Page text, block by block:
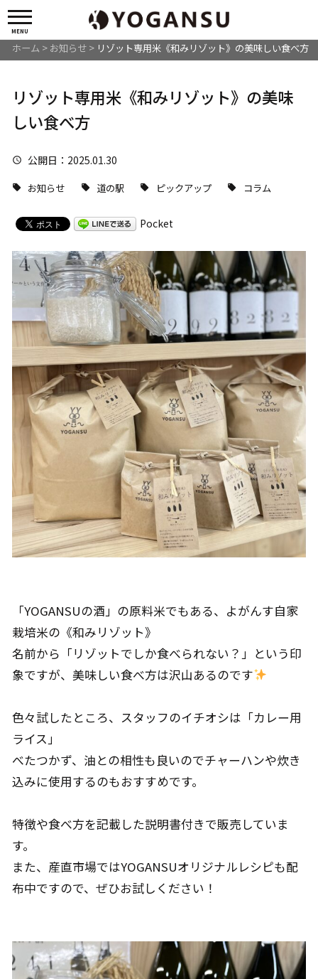
MENU
ホーム > お知らせ> リゾット専用米《和みリゾット》の美味しい食べ方
リゾット専用米《和みリゾット》の美味
しい食べ方
公開日 ：2025.01.30
お知らせ 道の駅 ピックアップ コラム
Pocket
「YOGANSUの酒」の原料米でもある、よがんす自家
栽培米の《和みリゾット》
名前から「リゾットでしか食べられない？」という印
象ですが、美味しい食べ方は沢山あるのです
色々試したところ、スタッフのイチオシは「カレー用
ライス」
べたつかず、油との相性も良いのでチャーハンや炊き
込みに使用するのもおすすめです。
特徴や食べ方を記載した説明書付きで販売していま
す。
また、産直市場ではYOGANSUオリジナルレシピも配
布中ですので、ぜひお試しください！